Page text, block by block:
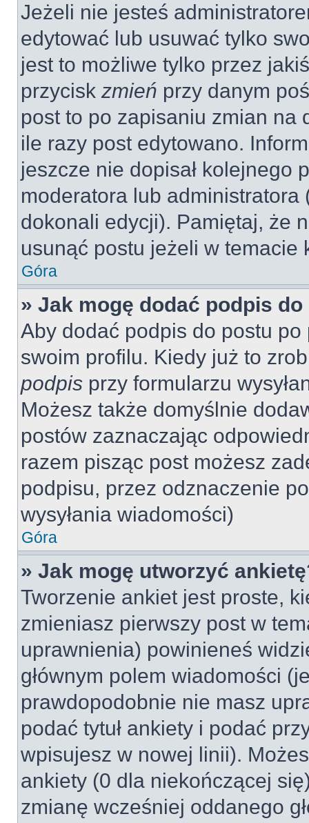
Jeżeli nie jesteś
edytować lub usuwać tylko
jest to możliwe tylko przez
przycisk zmień przy danym
post to po zapisaniu zmian na
ile razy post edytowano.
jeszcze nie dopisał kolejnego
moderatora lub
dokonali edycji). Pamiętaj, że
usunąć postu jeżeli w temacie
Góra
» Jak mogę dodać podpis
Aby dodać podpis do postu
swoim profilu. Kiedy już to
podpis przy formularzu
Możesz także domyślnie
postów zaznaczając
razem pisząc post możesz
podpisu, przez odznaczenie
wysyłania wiadomości)
Góra
» Jak mogę utworzyć
Tworzenie ankiet jest proste,
zmieniasz pierwszy post w
uprawnienia) powinieneś
głównym polem wiadomości
prawdopodobnie nie masz
podać tytuł ankiety i podać
wpisujesz w nowej linii).
ankiety (0 dla niekończącej
zmianę wcześniej oddanego